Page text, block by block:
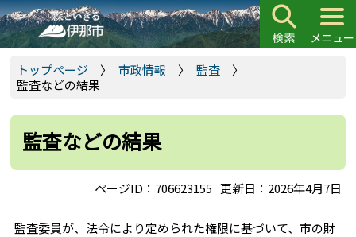
こ
の
ペ
で
トップページ 市政情報
監査
監査などの結果
監査などの結果
ページID：706623155 更新日：2026年4月7日
監査委員が、法令により定められた権限に基づいて、市の財